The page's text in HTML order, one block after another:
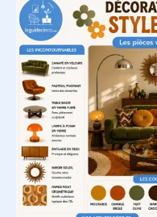
déco
et
le
style